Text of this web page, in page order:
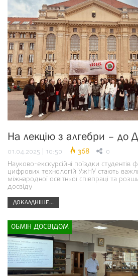
На лекцію з алгебри – до
01.04.2025 | 10:50 368 0
Науково-екскурсійні поїздки студентів
цифрових технологій УжНУ стають
міжнародної освітньої співпраці та
досвіду
ДОКЛАДНІШЕ...
ОБМІН ДОСВІДОМ